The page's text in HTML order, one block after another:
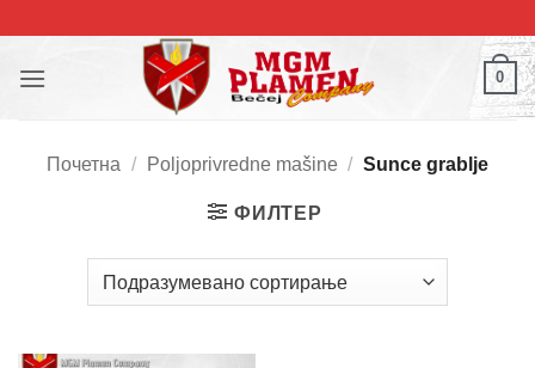
садржај
0
Почетна / Poljoprivredne mašine / Sunce grablje
ФИЛТЕР